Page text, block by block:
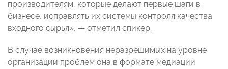
производителям, которые делают первые шаги в
бизнесе, исправлять их системы контроля качества
входного сырья», — отметил спикер.
В случае возникновения неразрешимых на уровне
организации проблем она в формате медиации